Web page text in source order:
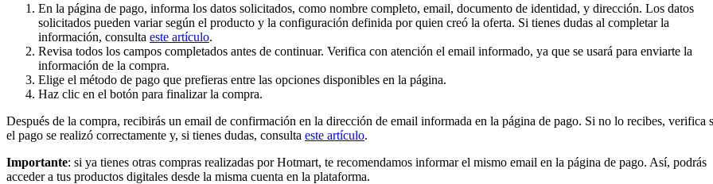
En la página de pago, informa los datos solicitados, como nombre completo, email, documento de identidad, y dirección. Los datos
solicitados pueden variar según el producto y la configuración definida por quien creó la oferta. Si tienes dudas al completar la
información, consulta este artículo.
Revisa todos los campos completados antes de continuar. Verifica con atención el email informado, ya que se usará para enviarte la
información de la compra.
Elige el método de pago que prefieras entre las opciones disponibles en la página.
Haz clic en el botón para finalizar la compra.
Después de la compra, recibirás un email de confirmación en la dirección de email informada en la página de pago. Si no lo recibes, verifica
el pago se realizó correctamente y, si tienes dudas, consulta este artículo.
Importante: si ya tienes otras compras realizadas por Hotmart, te recomendamos informar el mismo email en la página de pago. Así, podrás
acceder a tus productos digitales desde la misma cuenta en la plataforma.